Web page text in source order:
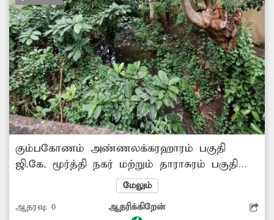
கும்பகோணம் அண்ணலக்கரஹாரம் பகுதி
ஜி.கே. மூர்த்தி நகர் மற்றும் தாராசுரம் பகுதி
சந்தியா நகரை இணைக்கும் வாய்க்கால்
உள்ளது. இந்த வாய்க்கால் முறையான
பராமரிப்பின்றி செடி,கொடிகள் வளர்ந்து
மேலும்
ஆதரவு: 0 ஆதரிக்கிறேன்